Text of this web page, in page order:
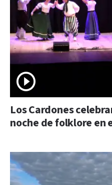
Los Cardones
noche de folklore en